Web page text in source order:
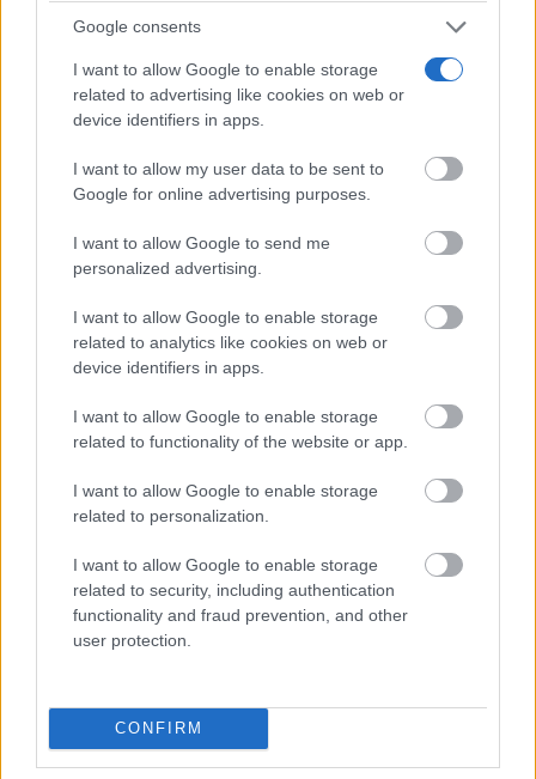
Google consents
I want to allow Google to enable storage
related to advertising like cookies on web or
device identifiers in apps.
I want to allow my user data to be sent to
Google for online advertising purposes.
I want to allow Google to send me
personalized advertising.
I want to allow Google to enable storage
related to analytics like cookies on web or
device identifiers in apps.
I want to allow Google to enable storage
related to functionality of the website or app.
I want to allow Google to enable storage
related to personalization.
I want to allow Google to enable storage
related to security, including authentication
functionality and fraud prevention, and other
user protection.
CONFIRM
Digitalización e Inteligencia Artificial, cuentan en su
convocatoria 2025 con un importe de ayuda
concedida de 29 millones de euros para impulsar la
digitalización de pymes, autónomos y
emprendedores. El importe de la ayuda máxima es
del 80% del presupuesto subvencionable y está
financiada por la Unión Europea, Fondos Europeos
de Desarrollo Regional (FEDER) del periodo 21-27,
Gobierno de España.